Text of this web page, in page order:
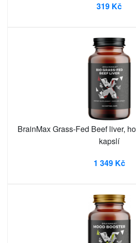
319 Kč
BrainMax Grass-Fed Beef liver,
kapslí
1 349 Kč